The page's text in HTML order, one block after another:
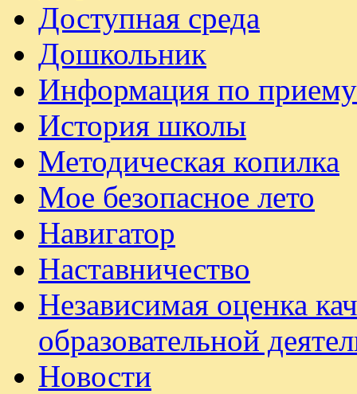
Доступная среда
Дошкольник
Информация по
История школы
Методическая копилка
Мое безопасное лето
Навигатор
Наставничество
Независимая оценка
образовательной
Новости